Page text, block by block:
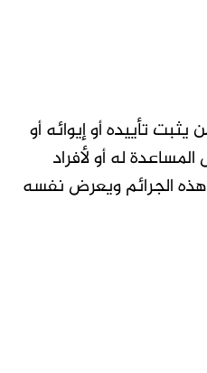
تأييده أو إيوائه أو
له أو لأفراد
الجرائم ويعرض نفسه